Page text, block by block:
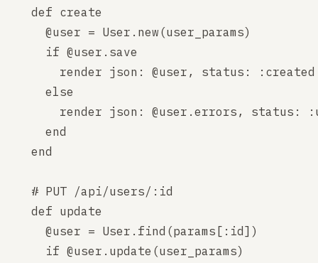
  def create
    @user = User.new(user_params)
    if @user.save
      render json: @user, status: :created
    else
render json: @user.errors, status:
    end
  end
  # PUT /api/users/:id
  def update
    @user = User.find(params[:id])
    if @user.update(user_params)